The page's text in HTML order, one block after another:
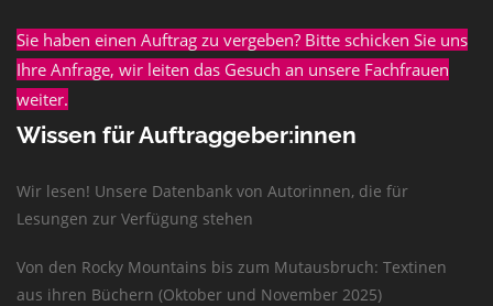
Sie haben einen Auftrag zu vergeben? Bitte schicken Sie uns
Ihre Anfrage, wir leiten das Gesuch an unsere Fachfrauen
weiter.
Wissen für Auftraggeber:innen
Wir lesen! Unsere Datenbank von Autorinnen, die für
Lesungen zur Verfügung stehen
Von den Rocky Mountains bis zum Mutausbruch: Textinen
aus ihren Büchern (Oktober und November 2025)